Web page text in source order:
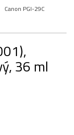
Canon PGI-29C
36 ml